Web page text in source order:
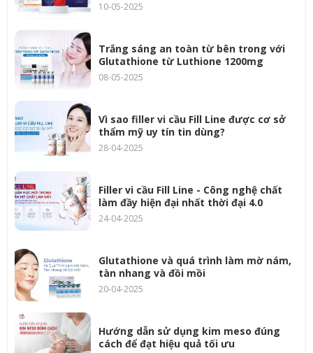
10-05-2025
Trắng sáng an toàn từ bên trong với
Glutathione từ Luthione 1200mg
08-05-2025
Vì sao filler vi cầu Fill Line được cơ sở
thẩm mỹ uy tín tin dùng?
28-04-2025
Filler vi cầu Fill Line - Công nghệ chất
làm đầy hiện đại nhất thời đại 4.0
24-04-2025
Glutathione và quá trình làm mờ nám,
tàn nhang và đồi mồi
20-04-2025
Hướng dẫn sử dụng kim meso đúng
cách để đạt hiệu quả tối ưu